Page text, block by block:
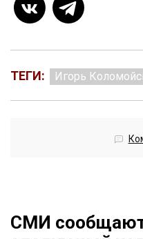
ТЕГИ: Игорь
СМИ